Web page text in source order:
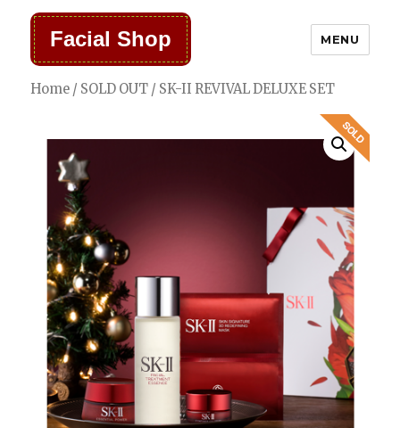
Facial Shop MENU
Home / SOLD OUT / SK-II REVIVAL DELUXE SET